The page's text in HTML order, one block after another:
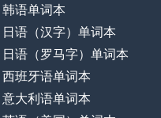
韩语单词本
日语（汉字）单词本
日语（罗马字）单词本
西班牙语单词本
意大利语单词本